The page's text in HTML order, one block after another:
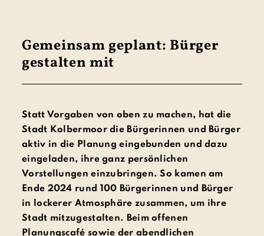
Gemeinsam geplant: Bürger
gestalten mit
Statt Vorgaben von oben zu machen, hat die
Stadt Kolbermoor die Bürgerinnen und Bürger
aktiv in die Planung eingebunden und dazu
eingeladen, ihre ganz persönlichen
Vorstellungen einzubringen. So kamen am
Ende 2024 rund 100 Bürgerinnen und Bürger
in lockerer Atmosphäre zusammen, um ihre
Stadt mitzugestalten. Beim offenen
Planungscafé sowie der abendlichen